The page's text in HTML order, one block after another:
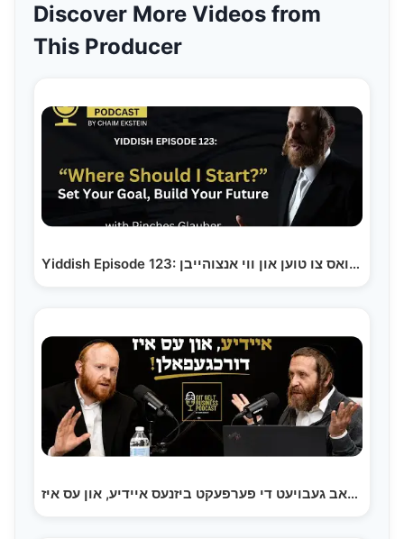
Discover More Videos from
This Producer
Yiddish Episode 123: וואס צו טוען און ווי אנצוהייבן,…
כ׳האב געבויעט די פערפעקט ביזנעס איידיע, און עס איז…